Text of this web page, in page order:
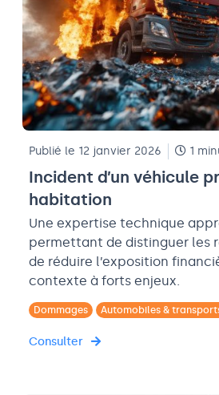
Publié le 12 janvier 2026 1
Incident d’un véhicule
habitation
Une expertise technique
permettant de distinguer les
de réduire l’exposition
contexte à forts enjeux.
Dommages Automobiles &
Consulter